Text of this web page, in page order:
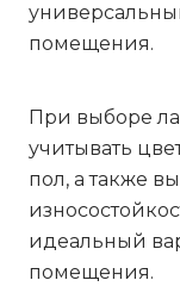
помещения.
При выборе
учитывать
пол, а также
идеальный
помещения.